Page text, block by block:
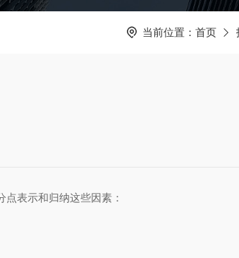
当前位置： 首页
表示和归纳这些因素：